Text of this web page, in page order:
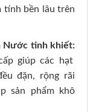
tính bền lâu trên
Nước tinh khiết:
giúp các hạt
đặn, rộng rãi
sản phẩm khô